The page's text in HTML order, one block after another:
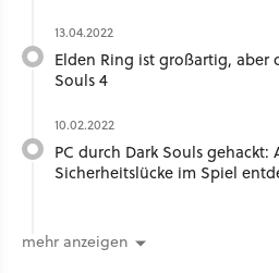
13.04.2022
Elden Ring ist großartig, aber
Souls 4
10.02.2022
PC durch Dark Souls gehackt:
Sicherheitslücke im Spiel
mehr anzeigen